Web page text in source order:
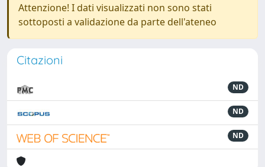
Attenzione! I dati visualizzati non sono stati
sottoposti a validazione da parte dell'ateneo
Citazioni
ND
ND
ND